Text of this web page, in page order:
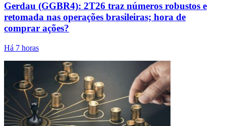
Gerdau (GGBR4): 2T26 traz números robustos e
retomada nas operações brasileiras; hora de
comprar ações?
Há 7 horas